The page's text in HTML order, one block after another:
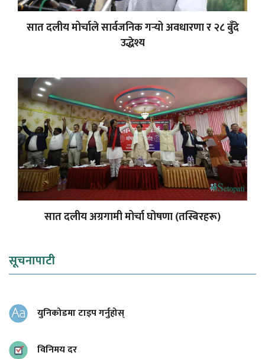
सात दलीय मोर्चाले सार्वजनिक गर्‍यो अवधारणा र २८ बुँदे
उद्धेश्य
सात दलीय अग्रगामी मोर्चा घोषणा (तस्बिरहरू)
सूचनापाटी
युनिकोडमा टाइप गर्नुहोस्
विनिमय दर